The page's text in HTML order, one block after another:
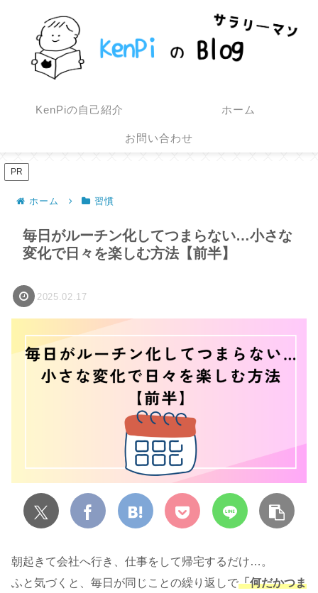
KenPiの自己紹介 ホーム
お問い合わせ
PR
ホーム 習慣
毎日がルーチン化してつまらない…小さな
変化で日々を楽しむ方法【前半】
2025.02.17
朝起きて会社へ行き、仕事をして帰宅するだけ…。
ふと気づくと、毎日が同じことの繰り返しで「何だかつま